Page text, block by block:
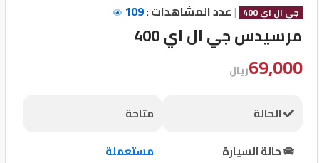
المعارض
جي ال اي 400 | عدد المشاهدات :109
مرسيدس جي ال اي 400
69,000ريال
الحالة
متاحة
حالة السيارة
مستعملة